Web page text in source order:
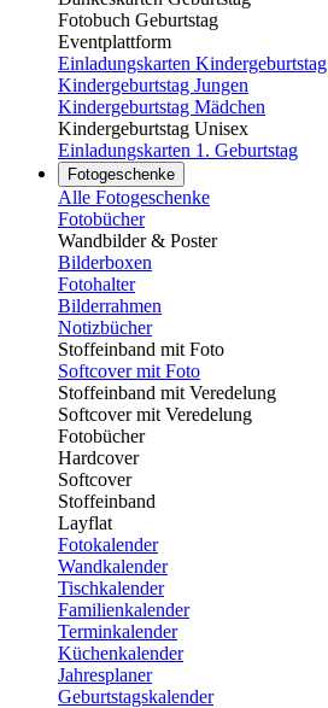
Fotobuch Geburtstag
Eventplattform
Einladungskarten Kindergeburtstag
Kindergeburtstag Jungen
Kindergeburtstag Mädchen
Kindergeburtstag Unisex
Einladungskarten 1. Geburtstag
Fotogeschenke
Alle Fotogeschenke
Fotobücher
Wandbilder & Poster
Bilderboxen
Fotohalter
Bilderrahmen
Notizbücher
Stoffeinband mit Foto
Softcover mit Foto
Stoffeinband mit Veredelung
Softcover mit Veredelung
Fotobücher
Hardcover
Softcover
Stoffeinband
Layflat
Fotokalender
Wandkalender
Tischkalender
Familienkalender
Terminkalender
Küchenkalender
Jahresplaner
Geburtstagskalender